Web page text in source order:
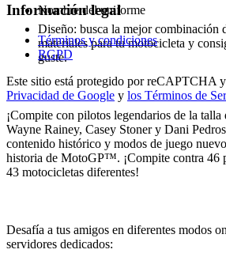
Nombre del uniforme
Diseño: busca la mejor combinación
materiales para tu motocicleta y
guste.
PILOTOS HISTÓRICOS
¡Compite con pilotos legendarios de la
Wayne Rainey, Casey Stoner y Dani
contenido histórico y modos de juego
historia de MotoGP™. ¡Compite contra 46
43 motocicletas diferentes!
Desafía a tus amigos en diferentes modos
servidores dedicados:
Información legal
Términos y condiciones
RGPD
Este sitio está protegido por reCAPTCHA
Privacidad de Google y los Términos de